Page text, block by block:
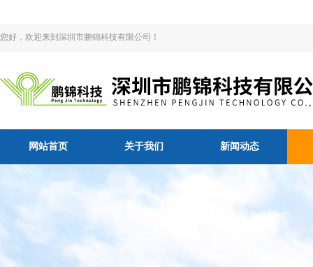
您好，欢迎来到深圳市鹏锦科技有限公司！
网站首页 关于我们 新闻动态